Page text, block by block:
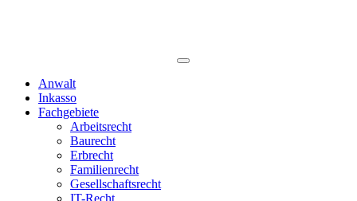
Anwalt
Inkasso
Fachgebiete
Arbeitsrecht
Baurecht
Erbrecht
Familienrecht
Gesellschaftsrecht
IT-Recht